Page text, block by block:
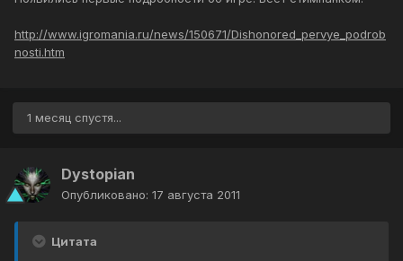
http://www.igromania.ru/news/150671/Dishonored_pervye_podrob
nosti.htm
1 месяц спустя...
Dystopian
Опубликовано: 17 августа 2011
Цитата